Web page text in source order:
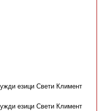
езици Свети Климент
езици Свети Климент